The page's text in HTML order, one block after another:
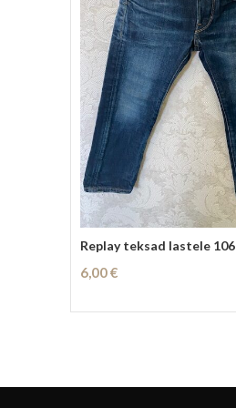
Replay teksad lastele 106
6,00€